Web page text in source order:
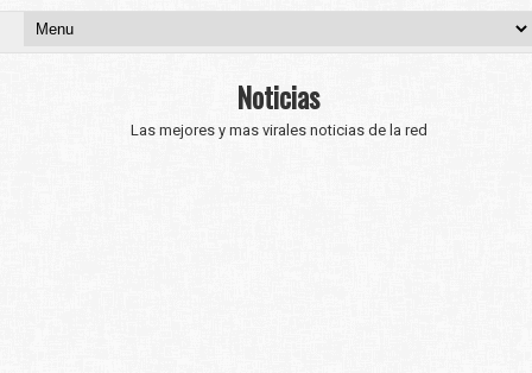
Noticias
Las mejores y mas virales noticias de la red